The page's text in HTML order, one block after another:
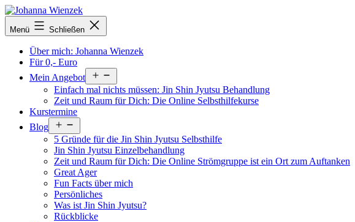
Zum
Inhalt
springen
Menü Schließen
Über mich: Johanna Wienzek
Für 0,- Euro
Mein Angebot
öffnen
Einfach mal nichts müssen: Jin Shin Jyutsu Behandlung
Zeit und Raum für Dich: Die Online Selbsthilfekurse
Kurstermine
Blog
öffnen
5 Gründe für die Jin Shin Jyutsu Selbsthilfe
Jin Shin Jyutsu Einzelbehandlung
Zeit und Raum für Dich: Die Online Strömgruppe ist ein Ort zum Auftanken
Great Ager
Fun Facts über mich
Persönliches
Was ist Jin Shin Jyutsu?
Rückblicke